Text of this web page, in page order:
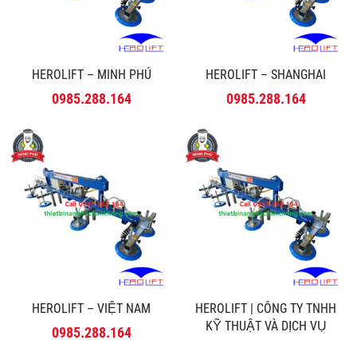
HEROLIFT – MINH PHÚ
0985.288.164
HEROLIFT – SHANGHAI
0985.288.164
HEROLIFT – VIỆT NAM
0985.288.164
HEROLIFT | CÔNG TY TNHH
KỸ THUẬT VÀ DỊCH VỤ